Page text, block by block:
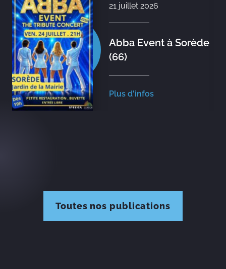
21 juillet 2026
Abba Event à Sorède
(66)
Plus d'infos
Toutes nos publications